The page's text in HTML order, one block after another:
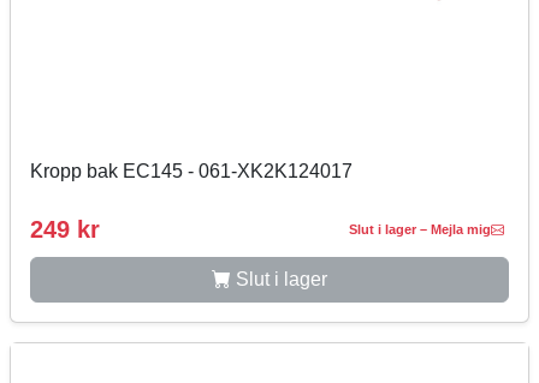
Kropp bak EC145 - 061-XK2K124017
249 kr Slut i lager – Mejla mig
Slut i lager